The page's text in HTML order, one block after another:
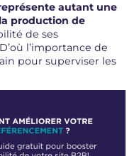
autant une
production de
de ses
l’importance de
pour superviser les